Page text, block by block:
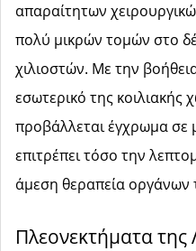
απαραίτητων
πολύ μικρών τομών στο
χιλιοστών. Με την
εσωτερικό της κοιλιακής
προβάλλεται έγχρωμα σε
επιτρέπει τόσο την
άμεση θεραπεία οργάνων
Πλεονεκτήματα